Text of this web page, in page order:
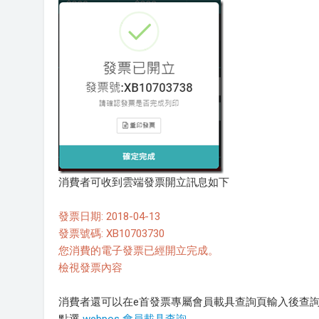
消費者可收到雲端發票開立訊息如下
發票日期: 2018-04-13
發票號碼: XB10703730
您消費的電子發票已經開立完成。
檢視發票內容
消費者還可以在e首發票專屬會員載具查詢頁輸入後查